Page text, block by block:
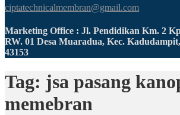
ciptatechnicalmembran@gmail.com
Marketing Office : Jl. Pendidikan Km. 2
RW. 01 Desa Muaradua, Kec.
43153
Tag: jsa pasang
memebran